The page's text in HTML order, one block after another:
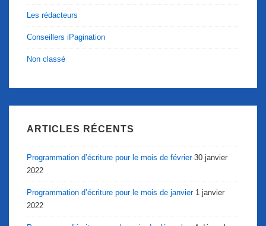
Les rédacteurs
Conseillers iPagination
Non classé
ARTICLES RÉCENTS
Programmation d’écriture pour le mois de février 30 janvier
2022
Programmation d’écriture pour le mois de janvier 1 janvier
2022